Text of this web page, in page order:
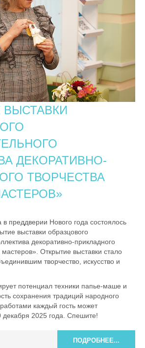
ДЕКОРАТИВНО-
ТВОРЧЕСТВА
в преддверии Нового года состоялось
выставки образцового
декоративно-прикладного
Открытие выставки стало
творчество, искусство и
потенциал техники папье-маше и
сохранения традиций народного
каждый гость может
декабря 2025 года. Спешите!
ПОДРОБНЕЕ...